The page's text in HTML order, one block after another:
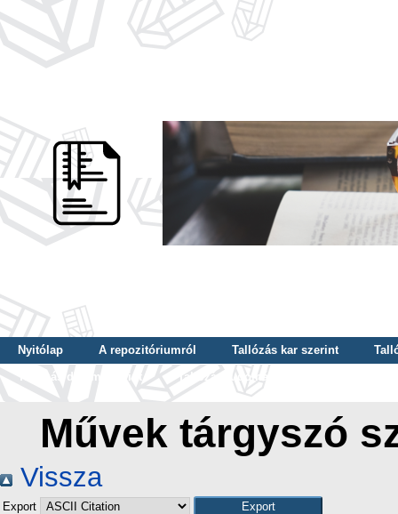
Nyitólap A repozitóriumról Tallózás kar szerint
Tallózás dátum szerint
Tallózás tudományterület szerint
Művek tárgyszó
Vissza
Export